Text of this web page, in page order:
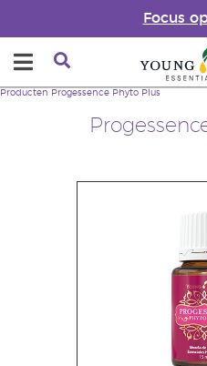
Focus
Producten Progessence Phyto Plus